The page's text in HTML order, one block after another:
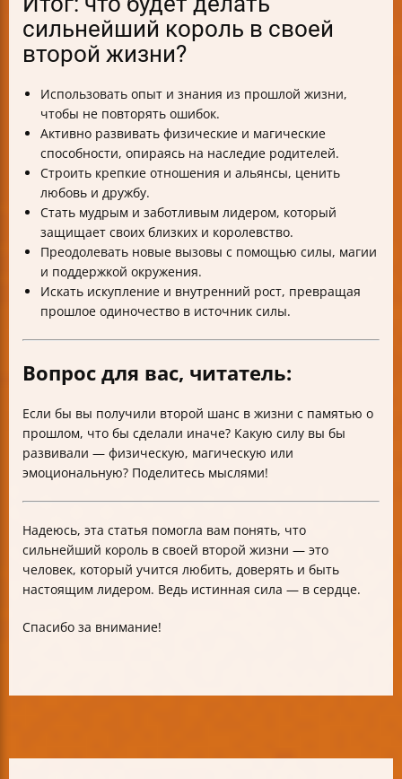
сильнейший король в своей
второй жизни?
Использовать опыт и знания из прошлой жизни,
чтобы не повторять ошибок.
Активно развивать физические и магические
способности, опираясь на наследие родителей.
Строить крепкие отношения и альянсы, ценить
любовь и дружбу.
Стать мудрым и заботливым лидером, который
защищает своих близких и королевство.
Преодолевать новые вызовы с помощью силы, магии
и поддержкой окружения.
Искать искупление и внутренний рост, превращая
прошлое одиночество в источник силы.
Вопрос для вас, читатель:
Если бы вы получили второй шанс в жизни с памятью о
прошлом, что бы сделали иначе? Какую силу вы бы
развивали — физическую, магическую или
эмоциональную? Поделитесь мыслями!
Надеюсь, эта статья помогла вам понять, что
сильнейший король в своей второй жизни — это
человек, который учится любить, доверять и быть
настоящим лидером. Ведь истинная сила — в сердце.
Спасибо за внимание!